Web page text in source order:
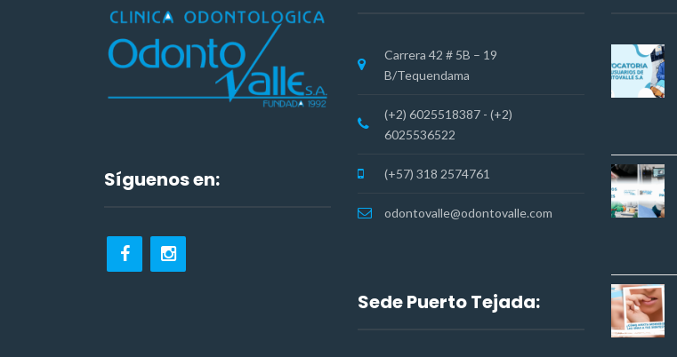
Síguenos en:
Carrera 42 # 5B – 19
B/Tequendama
(+2) 6025518387 - (+2)
6025536522
(+57) 318 2574761
odontovalle@odontovalle.com
Sede Puerto Tejada: